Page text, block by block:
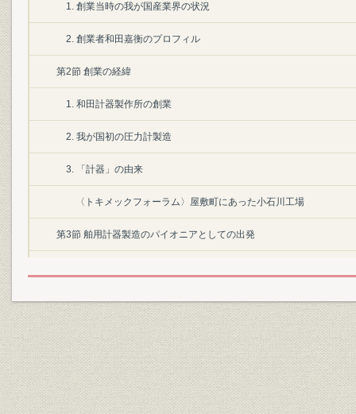
1. 創業当時の我が国産業界の状況
2. 創業者和田嘉衡のプロフィル
第2節 創業の経緯
1. 和田計器製作所の創業
2. 我が国初の圧力計製造
3. 「計器」の由来
〈トキメックフォーラム〉屋敷町にあった小石川工場
第3節 舶用計器製造のパイオニアとしての出発
2)舶用計器製造の基礎固め
第4節 合名会社東京計器製作所に改組
1) 横式工程管理法の採用
2) 軍需工場に指定される